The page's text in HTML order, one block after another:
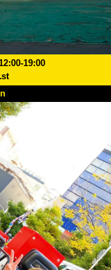
19:00
Akihabara#1
Tokyo Shibuya